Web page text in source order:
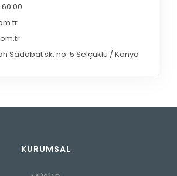
00
Sadabat sk. no: 5 Selçuklu / Konya
KURUMSAL